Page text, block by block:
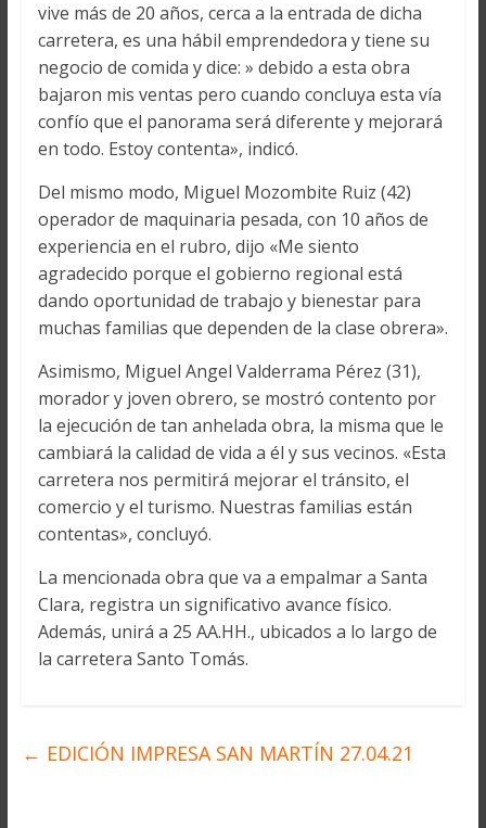
vive más de 20 años, cerca a la entrada de dicha
carretera, es una hábil emprendedora y tiene su
negocio de comida y dice: » debido a esta obra
bajaron mis ventas pero cuando concluya esta vía
confío que el panorama será diferente y mejorará
en todo. Estoy contenta», indicó.
Del mismo modo, Miguel Mozombite Ruiz (42)
operador de maquinaria pesada, con 10 años de
experiencia en el rubro, dijo «Me siento
agradecido porque el gobierno regional está
dando oportunidad de trabajo y bienestar para
muchas familias que dependen de la clase obrera».
Asimismo, Miguel Angel Valderrama Pérez (31),
morador y joven obrero, se mostró contento por
la ejecución de tan anhelada obra, la misma que le
cambiará la calidad de vida a él y sus vecinos. «Esta
carretera nos permitirá mejorar el tránsito, el
comercio y el turismo. Nuestras familias están
contentas», concluyó.
La mencionada obra que va a empalmar a Santa
Clara, registra un significativo avance físico.
Además, unirá a 25 AA.HH., ubicados a lo largo de
la carretera Santo Tomás.
← EDICIÓN IMPRESA SAN MARTÍN 27.04.21